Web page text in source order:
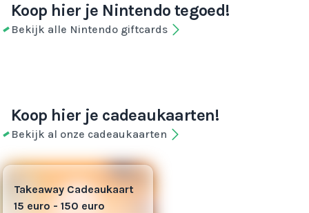
Koop hier je Nintendo tegoed!
Bekijk alle Nintendo giftcards
Koop hier je cadeaukaarten!
Bekijk al onze cadeaukaarten
8
Takeaway Cadeaukaart
15 euro - 150 euro